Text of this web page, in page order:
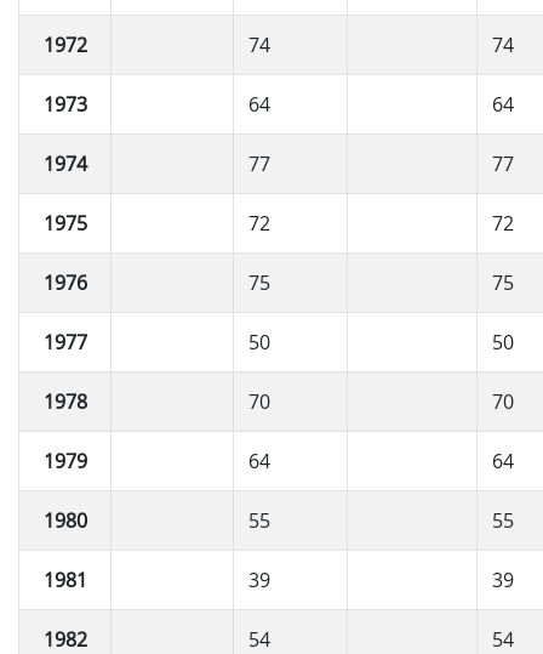
1972 74 74
1973 64 64
1974 77 77
1975 72 72
1976 75 75
1977 50 50
1978 70 70
1979 64 64
1980 55 55
1981 39 39
1982 54 54